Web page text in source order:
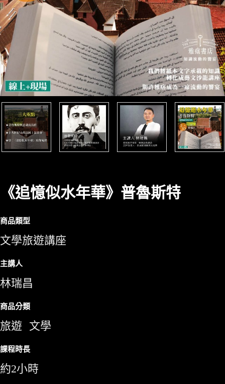
《追憶似水年華》普魯斯特
商品類型
文學旅遊講座
主講人
林瑞昌
商品分類
旅遊 文學
課程時長
約2小時